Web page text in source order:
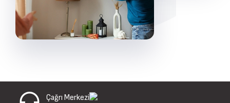
Çağrı Merkezi